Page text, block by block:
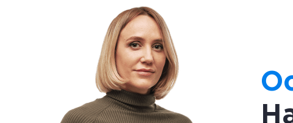
прибор). Ее главной частью
вставлено в оправу. Лупы
Ручная лупа может увеличить
расстояние, при котором
Штативная лупа увеличивает предметы в
подставке — штативе. К штативу